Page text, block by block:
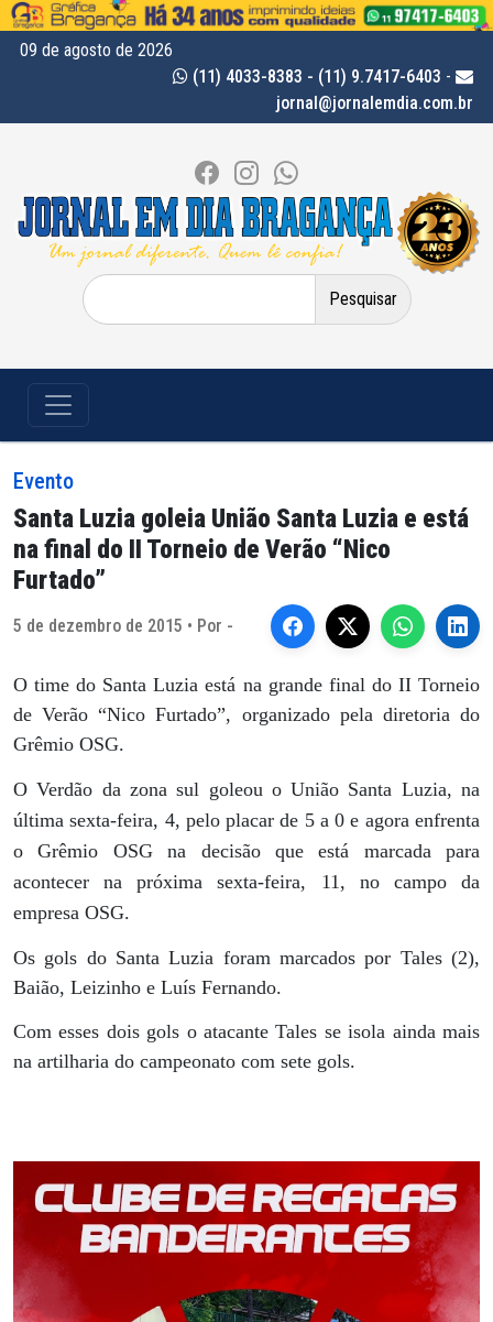
09 de agosto de 2026
(11) 4033-8383 - (11) 9.7417-6403 -
jornal@jornalemdia.com.br
Pesquisar
por:
Evento
Santa Luzia goleia União Santa Luzia e está
na final do II Torneio de Verão “Nico
Furtado”
5 de dezembro de 2015 • Por -
O time do Santa Luzia está na grande final do II Torneio
de Verão “Nico Furtado”, organizado pela diretoria do
Grêmio OSG.
O Verdão da zona sul goleou o União Santa Luzia, na
última sexta-feira, 4, pelo placar de 5 a 0 e agora enfrenta
o Grêmio OSG na decisão que está marcada para
acontecer na próxima sexta-feira, 11, no campo da
empresa OSG.
Os gols do Santa Luzia foram marcados por Tales (2),
Baião, Leizinho e Luís Fernando.
Com esses dois gols o atacante Tales se isola ainda mais
na artilharia do campeonato com sete gols.